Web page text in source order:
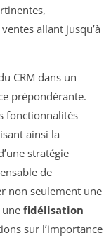
allant jusqu’à
CRM dans un
prépondérante.
fonctionnalités
ainsi la
stratégie
de
non seulement une
fidélisation
sur l’importance